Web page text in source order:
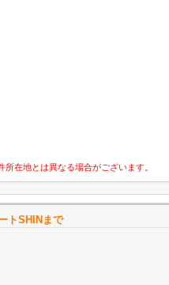
在地とは異なる場合がございます。
トSHINまで